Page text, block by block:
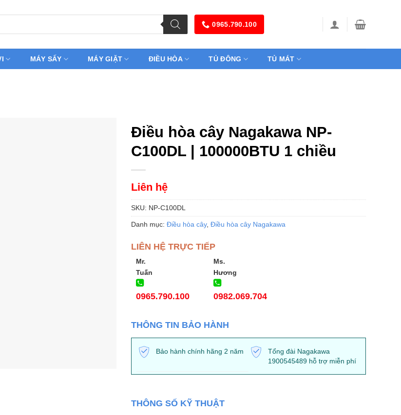
0965.790.100
MÁY SẤY MÁY GIẶT ĐIỀU HÒA TỦ ĐÔNG TỦ MÁT
Điều hòa cây Nagakawa NP-
C100DL | 100000BTU 1 chiều
Liên hệ
SKU: NP-C100DL
Danh mục: Điều hòa cây, Điều hòa cây Nagakawa
LIÊN HỆ TRỰC TIẾP
Mr.
Tuấn
0965.790.100
Ms.
Hương
0982.069.704
THÔNG TIN BẢO HÀNH
Bảo hành chính hãng 2 năm
Tổng đài Nagakawa
1900545489 hỗ trợ miễn phí
THÔNG SỐ KỸ THUẬT